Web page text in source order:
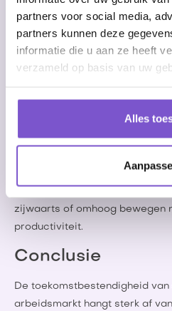
partners voor social media,
partners kunnen deze
informatie die u aan ze heeft
verzameld op basis van uw
Alles
McKinsey verwacht dat het
omgeschoold moet worden
toenemen. De vraag naar
maakt het mogelijk om
scholen en door te laten
functies. Dit bevordert de
vaardigheden vereisen.
zijwaarts of omhoog bewegen
productiviteit.
Conclusie
De toekomstbestendigheid
arbeidsmarkt hangt sterk af